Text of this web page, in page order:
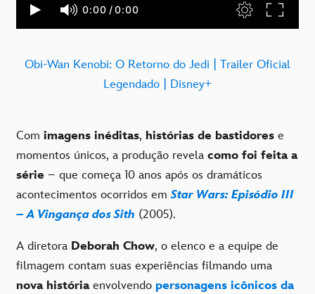
Obi-Wan Kenobi: O Retorno do Jedi | Trailer Oficial
Legendado | Disney+
Com imagens inéditas, histórias de bastidores e
momentos únicos, a produção revela como foi feita a
série – que começa 10 anos após os dramáticos
acontecimentos ocorridos emStar Wars: Episódio III
– A Vingança dos Sith (2005).
A diretora Deborah Chow, o elenco e a equipe de
filmagem contam suas experiências filmando uma
nova história envolvendo personagens icônicos da